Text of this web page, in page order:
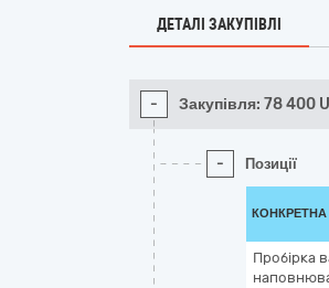
ДЕТАЛІ ЗАКУПІВЛІ
- Закупівля: 78 400
- Позиції
КОНКРЕТНА
Пробірка